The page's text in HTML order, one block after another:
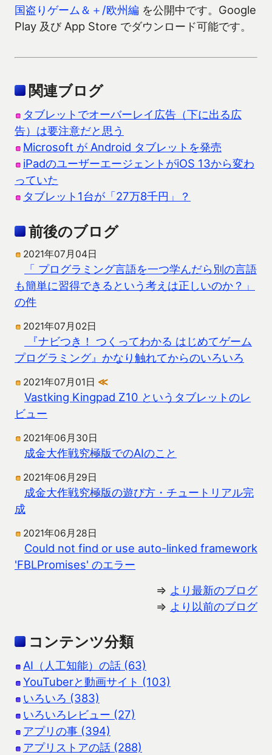
国盗りゲーム＆＋/欧州編 を公開中です。Google
Play 及び App Store でダウンロード可能です。
関連ブログ
タブレットでオーバーレイ広告（下に出る広
告）は要注意だと思う
Microsoft が Android タブレットを発売
iPadのユーザーエージェントがiOS 13から変わ
っていた
タブレット1台が「27万8千円」？
前後のブログ
2021年07月04日
「 プログラミング言語を一つ学んだら別の言語
も簡単に習得できるという考えは正しいのか？」
の件
2021年07月02日
『ナビつき！ つくってわかる はじめてゲーム
プログラミング』かなり触れてからのいろいろ
2021年07月01日 ≪
Vastking Kingpad Z10 というタブレットのレ
ビュー
2021年06月30日
成金大作戦究極版でのAIのこと
2021年06月29日
成金大作戦究極版の遊び方・チュートリアル完
成
2021年06月28日
Could not find or use auto-linked framework
'FBLPromises' のエラー
⇒ より最新のブログ
⇒ より以前のブログ
コンテンツ分類
AI（人工知能）の話 (63)
YouTuberと動画サイト (103)
いろいろ (383)
いろいろレビュー (27)
アプリの事 (394)
アプリストアの話 (288)